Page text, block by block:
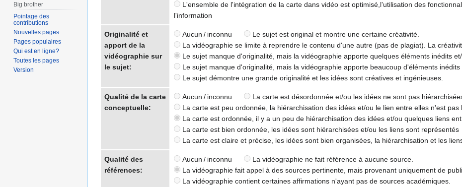
L'ensemble de l'intégration de la carte dans vidéo est optimisé,l'utilisation des
l'information
Originalité et
apport de la
vidéographie sur
le sujet:
Aucun / inconnu
Le sujet est original et montre une certaine créativité.
La vidéographie se limite à reprendre le contenu d'une autre (pas de plagiat). La
Le sujet manque d'originalité, mais la vidéographie apporte quelques éléments inédits
Le sujet manque d'originalité, mais la vidéographie apporte beaucoup d'éléments
Le sujet démontre une grande originalité et les idées sont créatives et ingénieuses.
Qualité de la carte
conceptuelle:
Aucun / inconnu
La carte est désordonnée et/ou les idées ne sont pas
La carte est peu ordonnée, la hiérarchisation des idées et/ou le lien entre elles n'est pas
La carte est ordonnée, il y a un peu de hiérarchisation des idées et/ou quelques liens
La carte est bien ordonnée, les idées sont hiérarchisées et/ou les liens sont représentés
La carte est claire et précise, les idées sont bien organisées, la hiérarchisation et les
Qualité des
références:
Aucun / inconnu
La vidéographie ne fait référence à aucune source.
La vidéographie fait appel à des sources pertinente, mais provenant uniquement de
La vidéographie contient certaines affirmations n'ayant pas de sources académiques.
Big brother
Pointage des
contributions
Nouvelles pages
Pages populaires
Qui est en ligne?
Toutes les pages
Version